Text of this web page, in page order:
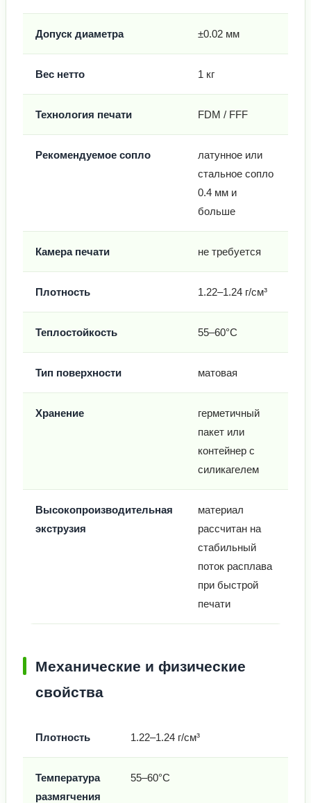
Допуск диаметра ±0.02 мм
Вес нетто 1 кг
Технология печати FDM / FFF
Рекомендуемое сопло
латунное или
стальное сопло
0.4 мм и
больше
Камера печати не требуется
Плотность 1.22–1.24 г/см³
Теплостойкость 55–60°C
Тип поверхности матовая
Хранение
герметичный
пакет или
контейнер с
силикагелем
Высокопроизводительная
экструзия
материал
рассчитан на
стабильный
поток расплава
при быстрой
печати
Механические и физические
свойства
Плотность 1.22–1.24 г/см³
Температура
размягчения
55–60°C